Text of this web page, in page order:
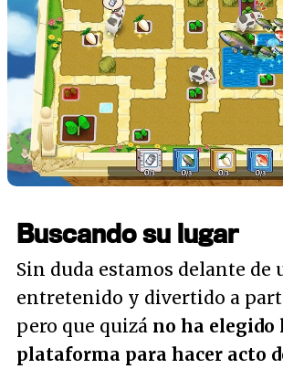
Buscando su lugar
Sin duda estamos delante
entretenido y divertido a
pero que quizá no ha elegido
plataforma para hacer acto